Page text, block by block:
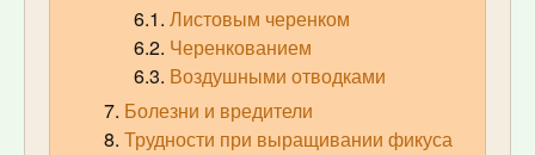
Листовым черенком
Черенкованием
Воздушными отводками
Болезни и вредители
Трудности при выращивании фикуса